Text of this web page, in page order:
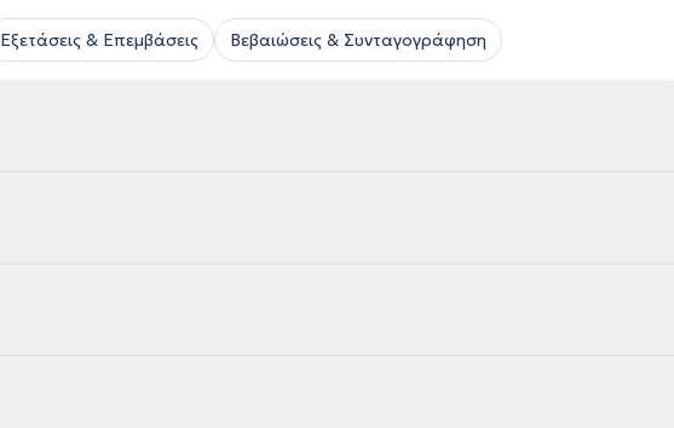
Εξετάσεις & Επεμβάσεις Βεβαιώσεις & Συνταγογράφηση